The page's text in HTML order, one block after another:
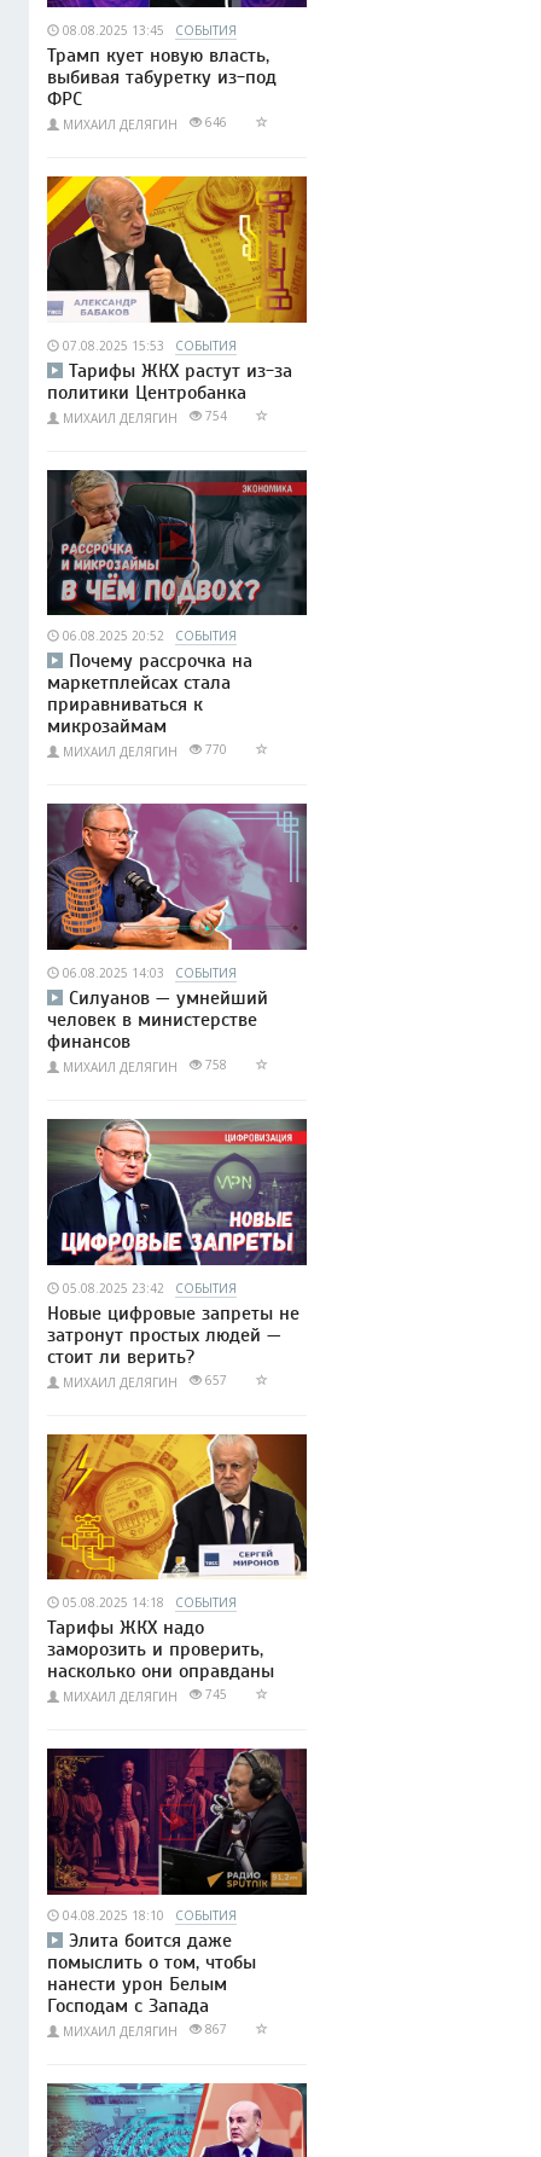
08.08.2025 13:45 СОБЫТИЯ
Трамп кует новую власть,
выбивая табуретку из-под
ФРС
МИХАИЛ ДЕЛЯГИН 646
07.08.2025 15:53 СОБЫТИЯ
Тарифы ЖКХ растут из-за
политики Центробанка
МИХАИЛ ДЕЛЯГИН 754
06.08.2025 20:52 СОБЫТИЯ
Почему рассрочка на
маркетплейсах стала
приравниваться к
микрозаймам
МИХАИЛ ДЕЛЯГИН 770
06.08.2025 14:03 СОБЫТИЯ
Силуанов — умнейший
человек в министерстве
финансов
МИХАИЛ ДЕЛЯГИН 758
05.08.2025 23:42 СОБЫТИЯ
Новые цифровые запреты не
затронут простых людей —
стоит ли верить?
МИХАИЛ ДЕЛЯГИН 657
05.08.2025 14:18 СОБЫТИЯ
Тарифы ЖКХ надо
заморозить и проверить,
насколько они оправданы
МИХАИЛ ДЕЛЯГИН 745
04.08.2025 18:10 СОБЫТИЯ
Элита боится даже
помыслить о том, чтобы
нанести урон Белым
Господам с Запада
МИХАИЛ ДЕЛЯГИН 867